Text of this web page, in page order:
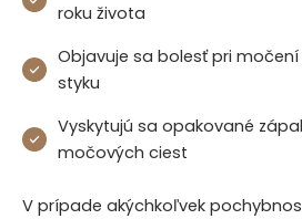
roku života
Objavuje sa bolesť pri
styku
Vyskytujú sa opakované
močových ciest
V prípade akýchkoľvek